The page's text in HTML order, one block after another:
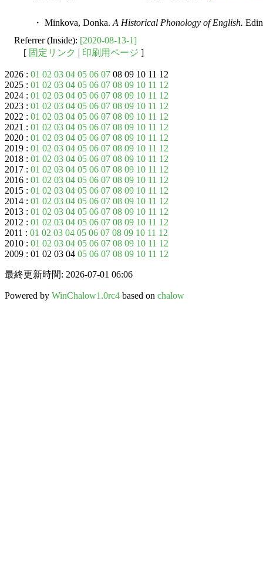
・ Minkova, Donka. A Historical Phonology of English.
Referrer (Inside): [2020-08-13-1]
[ 固定リンク | 印刷用ページ ]
2026 : 01 02 03 04 05 06 07 08 09 10 11 12
2025 : 01 02 03 04 05 06 07 08 09 10 11 12
2024 : 01 02 03 04 05 06 07 08 09 10 11 12
2023 : 01 02 03 04 05 06 07 08 09 10 11 12
2022 : 01 02 03 04 05 06 07 08 09 10 11 12
2021 : 01 02 03 04 05 06 07 08 09 10 11 12
2020 : 01 02 03 04 05 06 07 08 09 10 11 12
2019 : 01 02 03 04 05 06 07 08 09 10 11 12
2018 : 01 02 03 04 05 06 07 08 09 10 11 12
2017 : 01 02 03 04 05 06 07 08 09 10 11 12
2016 : 01 02 03 04 05 06 07 08 09 10 11 12
2015 : 01 02 03 04 05 06 07 08 09 10 11 12
2014 : 01 02 03 04 05 06 07 08 09 10 11 12
2013 : 01 02 03 04 05 06 07 08 09 10 11 12
2012 : 01 02 03 04 05 06 07 08 09 10 11 12
2011 : 01 02 03 04 05 06 07 08 09 10 11 12
2010 : 01 02 03 04 05 06 07 08 09 10 11 12
2009 : 01 02 03 04 05 06 07 08 09 10 11 12
最終更新時間: 2026-07-01 06:06
Powered by WinChalow1.0rc4 based on chalow